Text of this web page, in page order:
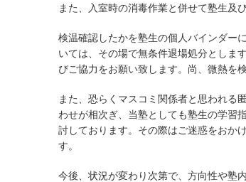
また、入室時の消毒作業と併せて塾生及
検温確認したかを塾生の個人バインダー
いては、その場で無条件退場処分としま
びご協力をお願い致します。尚、微熱を
また、恐らくマスコミ関係者と思われる
わせが相次ぎ、当塾としても塾生の学習
討しております。その際はご迷惑をおか
す。
今後、状況が変わり次第で、方向性や塾